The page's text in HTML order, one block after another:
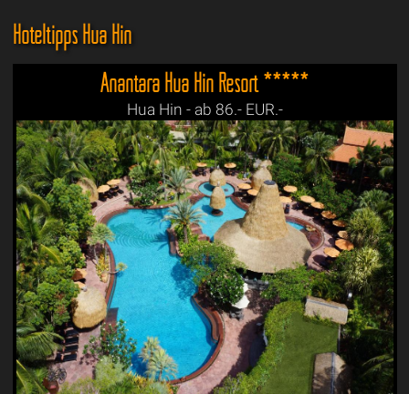
Hoteltipps Hua Hin
Anantara Hua Hin Resort *****
Hua Hin - ab 86.- EUR.-